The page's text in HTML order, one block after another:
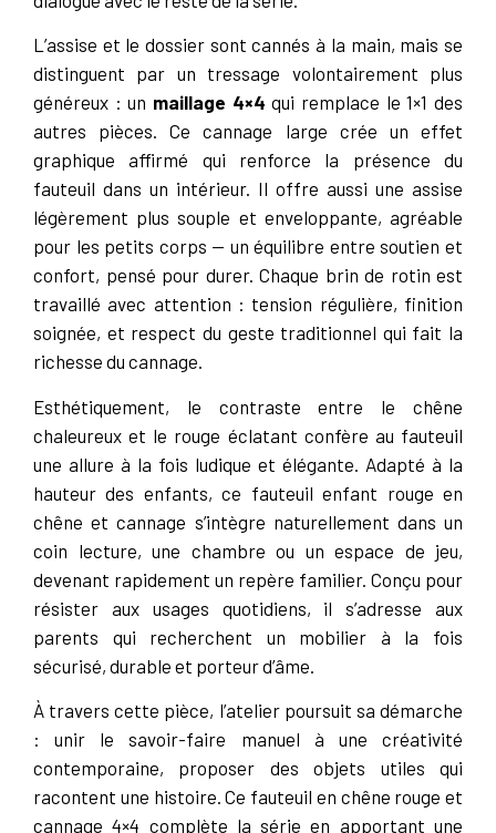
L’assise et le dossier sont cannés à la main, mais se
distinguent par un tressage volontairement plus
généreux : un maillage 4×4 qui remplace le 1×1 des
autres pièces. Ce cannage large crée un effet
graphique affirmé qui renforce la présence du
fauteuil dans un intérieur. Il offre aussi une assise
légèrement plus souple et enveloppante, agréable
pour les petits corps — un équilibre entre soutien et
confort, pensé pour durer. Chaque brin de rotin est
travaillé avec attention : tension régulière, finition
soignée, et respect du geste traditionnel qui fait la
richesse du cannage.
Esthétiquement, le contraste entre le chêne
chaleureux et le rouge éclatant confère au fauteuil
une allure à la fois ludique et élégante. Adapté à la
hauteur des enfants, ce fauteuil enfant rouge en
chêne et cannage s’intègre naturellement dans un
coin lecture, une chambre ou un espace de jeu,
devenant rapidement un repère familier. Conçu pour
résister aux usages quotidiens, il s’adresse aux
parents qui recherchent un mobilier à la fois
sécurisé, durable et porteur d’âme.
À travers cette pièce, l’atelier poursuit sa démarche
: unir le savoir-faire manuel à une créativité
contemporaine, proposer des objets utiles qui
racontent une histoire. Ce fauteuil en chêne rouge et
cannage 4×4 complète la série en apportant une